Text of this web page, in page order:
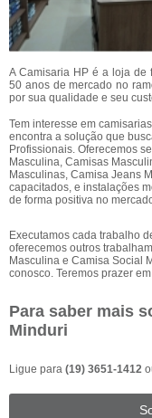
A Camisaria HP é a loja de
50 anos de mercado no
por sua qualidade e seu
Tem interesse em
encontra a solução que
Profissionais. Oferecemos
Masculina, Camisas
Masculinas, Camisa Jeans
capacitados, e instalações
de forma positiva no
Executamos cada trabalho
oferecemos outros
Masculina e Camisa Social
conosco. Teremos prazer
Para saber mais
Minduri
Ligue para (19) 3651-1412